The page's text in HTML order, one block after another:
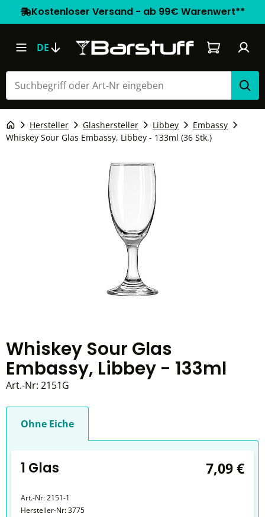
Kostenloser Versand - ab 99€ Warenwert**
DE Warenkorb
Hersteller Glashersteller Libbey
Embassy
Whiskey Sour Glas Embassy, Libbey - 133ml (36 Stk.)
Whiskey Sour Glas
Embassy, Libbey - 133ml
Art.-Nr: 2151G
Ohne Eiche
1 Glas 7,09 €
Art.-Nr:2151-1
Hersteller-Nr:3775